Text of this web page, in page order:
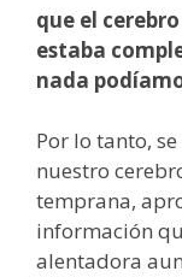
que el
estaba
nada
Por lo tanto,
nuestro
temprana,
información
alentadora